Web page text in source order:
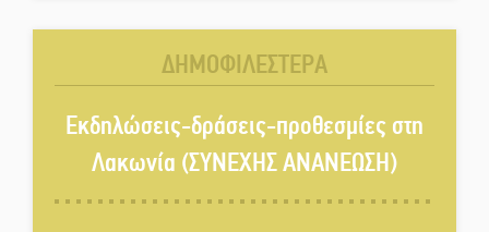
Ένα «ταξίδι» τέχνης και
χρωμάτων στη Νεάπολη
Τα Λαγκάδια κρατούν ζωντανή
ΔΗΜΟΦΙΛΕΣΤΕΡΑ
Εκδηλώσεις-δράσεις-προθεσμίες στη
Λακωνία (ΣΥΝΕΧΗΣ ΑΝΑΝΕΩΣΗ)